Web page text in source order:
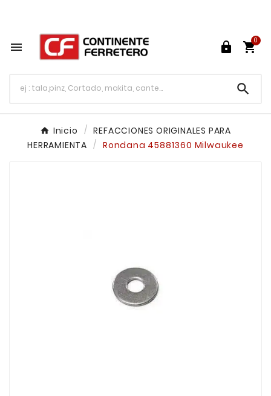
  
0

Inicio
REFACCIONES ORIGINALES PARA
HERRAMIENTA
Rondana 45881360 Milwaukee